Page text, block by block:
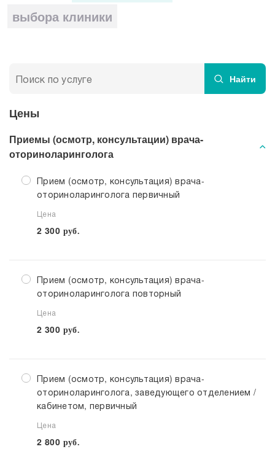
выбора клиники
Найти
Цены
Приемы (осмотр, консультации) врача-
оториноларинголога
Прием (осмотр, консультация) врача-
оториноларинголога первичный
Цена
2 300 руб.
Прием (осмотр, консультация) врача-
оториноларинголога повторный
Цена
2 300 руб.
Прием (осмотр, консультация) врача-
оториноларинголога, заведующего отделением /
кабинетом, первичный
Цена
2 800 руб.